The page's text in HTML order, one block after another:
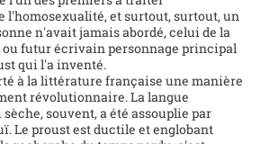
l'homosexualité, et surtout, surtout, un
n'avait jamais abordé, celui de la
futur écrivain personnage principal
qui l'a inventé.
à la littérature française une manière
révolutionnaire. La langue
souvent, a été assouplie par
Le proust est ductile et englobant